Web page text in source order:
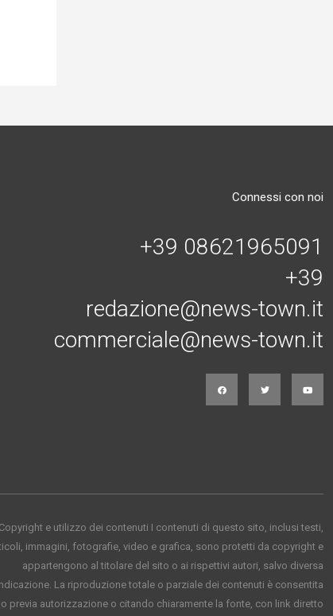
Connessi con noi
+39 08621965091
+39
redazione@news-town.it
commerciale@news-town.it
Copyright e utilizzo dei contenuti I contenuti di questo sito, inclusi testi,
immagini, fotografie, video e grafica, sono protetti da copyright e
appartengono al titolare del sito o ai rispettivi autori, salvo diversa
La riproduzione totale o parziale dei contenuti è consentita
previa autorizzazione o citando chiaramente la fonte, con link diretto